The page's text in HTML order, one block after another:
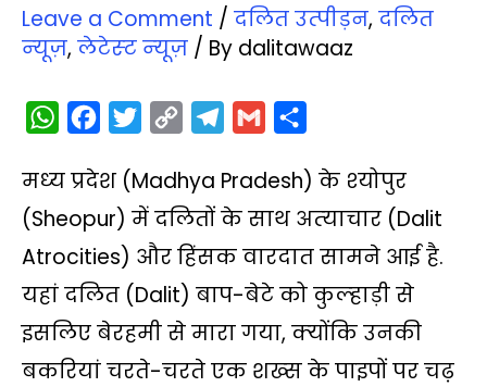
Leave a Comment / दलित उत्‍पीड़न, दलित
न्‍यूज़, लेटेस्‍ट न्‍यूज़ / By dalitawaaz
W
a
t
s
p
c
e
b
k
i
t
t
p
y
L
i
n
l
e
g
m
a
i
l
a
r
e
मध्‍य प्रदेश (Madhya Pradesh) के श्‍योपुर
(Sheopur) में दलितों के साथ अत्‍याचार (Dalit
Atrocities) और हिंसक वारदात सामने आई है.
यहां दलित (Dalit) बाप-बेटे को कुल्‍हाड़ी से
इसलिए बेरहमी से मारा गया, क्‍योंकि उनकी
बकरियां चरते-चरते एक शख्‍स के पाइपों पर चढ़